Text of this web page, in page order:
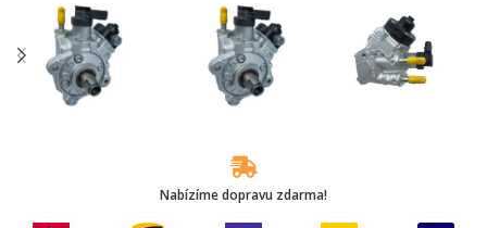
Nabízíme dopravu zdarma!